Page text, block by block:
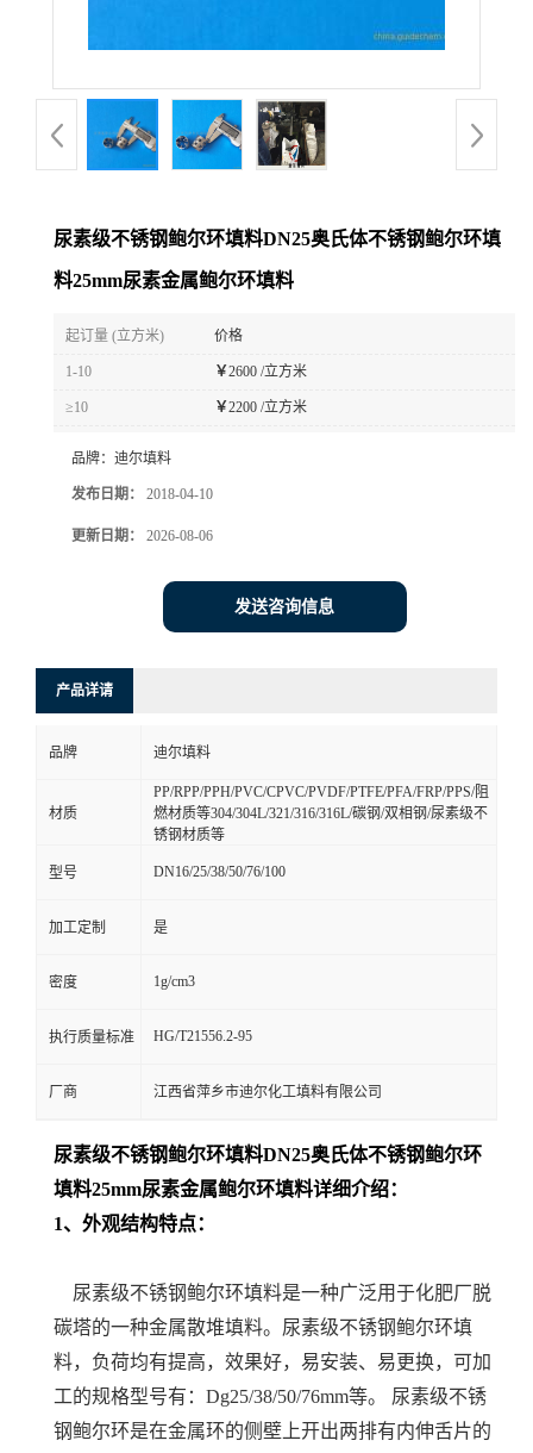
尿素级不锈钢鲍尔环填料DN25奥氏体不锈钢鲍尔环填
料25mm尿素金属鲍尔环填料
起订量 (立方米) 价格
1-10 ￥2600 /立方米
≥10 ￥2200 /立方米
品牌： 迪尔填料
发布日期： 2018-04-10
更新日期： 2026-08-06
发送咨询信息
产品详请
品牌 迪尔填料
材质
PP/RPP/PPH/PVC/CPVC/PVDF/PTFE/PFA/FRP/PPS/阻
燃材质等304/304L/321/316/316L/碳钢/双相钢/尿素级不
锈钢材质等
型号 DN16/25/38/50/76/100
加工定制 是
密度 1g/cm3
执行质量标准 HG/T21556.2-95
厂商 江西省萍乡市迪尔化工填料有限公司
尿素级不锈钢鲍尔环填料DN25奥氏体不锈钢鲍尔环
填料25mm尿素金属鲍尔环填料详细介绍：
1、外观结构特点：
尿素级不锈钢鲍尔环填料是一种广泛用于化肥厂脱
碳塔的一种金属散堆填料。尿素级不锈钢鲍尔环填
料，负荷均有提高，效果好，易安装、易更换，可加
工的规格型号有：Dg25/38/50/76mm等。 尿素级不锈
钢鲍尔环是在金属环的侧壁上开出两排有内伸舌片的